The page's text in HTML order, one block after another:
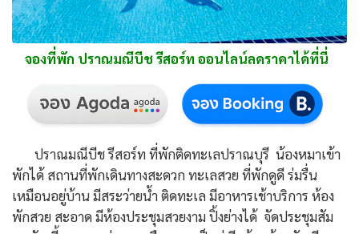
จองที่พัก ปราณมณีบีช รีสอร์ท ออนไลน์ลดราคาได้ที่นี่
ปราณมณีบีช รีสอร์ท ที่พักติดทะเลปราณบุรี น้องหมาเข้า
พักได้ สถานที่พักเดินทางสะดวก ทะเลสวย ที่พักดูดี ร่มรื่น
เหมือนอยู่บ้าน มีสระว่ายน้ำ ติดทะเล มีอาหารเช้าบริการ ห้อง
พักสวย สะอาด มีห้องประชุมสวยงาม ปิ้งย่างได้ จัดประชุมสัม